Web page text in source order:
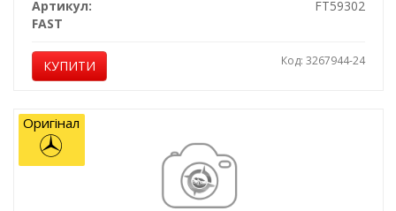
Артикул:
FT59302
FAST
КУПИТИ Код: 3267944-24
Оригінал